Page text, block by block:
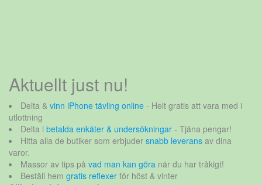
Aktuellt just nu!
Delta & vinn iPhone tävling online - Helt gratis att vara med i
utlottning
Delta i betalda enkäter & undersökningar - Tjäna pengar!
Hitta alla de butiker som erbjuder snabb leverans av dina
varor.
Massor av tips på vad man kan göra när du har tråkigt!
Beställ hem gratis reflexer för höst & vinter